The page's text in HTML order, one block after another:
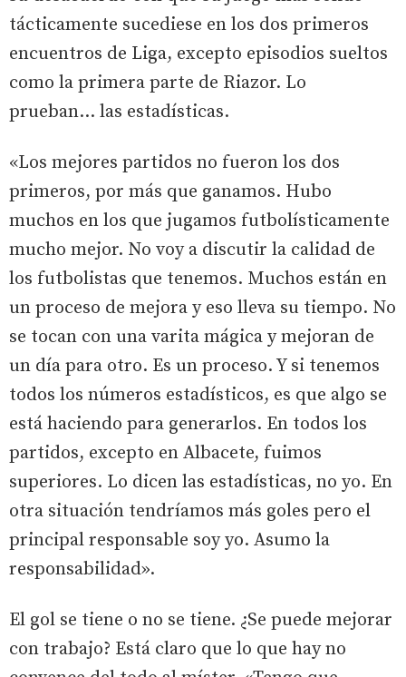
tácticamente sucediese en los dos primeros
encuentros de Liga, excepto episodios sueltos
como la primera parte de Riazor. Lo
prueban... las estadísticas.
«Los mejores partidos no fueron los dos
primeros, por más que ganamos. Hubo
muchos en los que jugamos futbolísticamente
mucho mejor. No voy a discutir la calidad de
los futbolistas que tenemos. Muchos están en
un proceso de mejora y eso lleva su tiempo. No
se tocan con una varita mágica y mejoran de
un día para otro. Es un proceso. Y si tenemos
todos los números estadísticos, es que algo se
está haciendo para generarlos. En todos los
partidos, excepto en Albacete, fuimos
superiores. Lo dicen las estadísticas, no yo. En
otra situación tendríamos más goles pero el
principal responsable soy yo. Asumo la
responsabilidad».
El gol se tiene o no se tiene. ¿Se puede mejorar
con trabajo? Está claro que lo que hay no